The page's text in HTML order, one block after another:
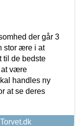
der går 3
stor ære i at
til de bedste
at være
handles ny
at se deres